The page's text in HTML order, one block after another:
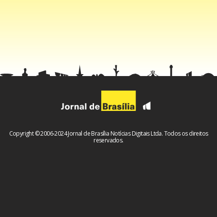
Copyright © 2006-2024 Jornal de Brasília Notícias Digitais Ltda. Todos os direitos
reservados.